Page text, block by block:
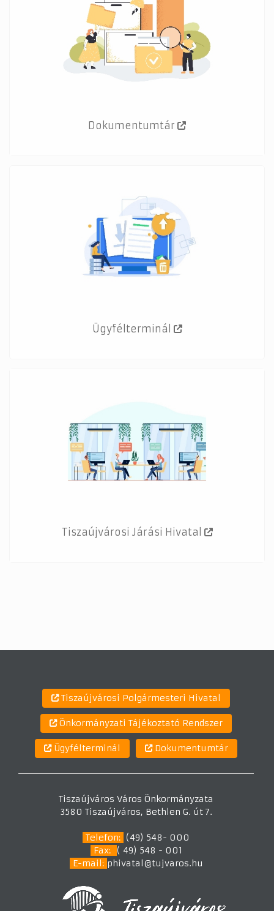
Dokumentumtár
Ügyfélterminál
Tiszaújvárosi Járási Hivatal
Tiszaújvárosi Polgármesteri Hivatal
Önkormányzati Tájékoztató Rendszer
Ügyfélterminál Dokumentumtár
Tiszaújváros Város Önkormányzata
3580 Tiszaújváros, Bethlen G. út 7.
Telefon: (49) 548- 000
Fax: ( 49) 548 - 001
E-mail: phivatal@tujvaros.hu